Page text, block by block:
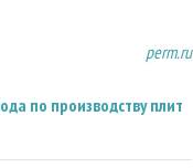
perm.ru
по производству плит